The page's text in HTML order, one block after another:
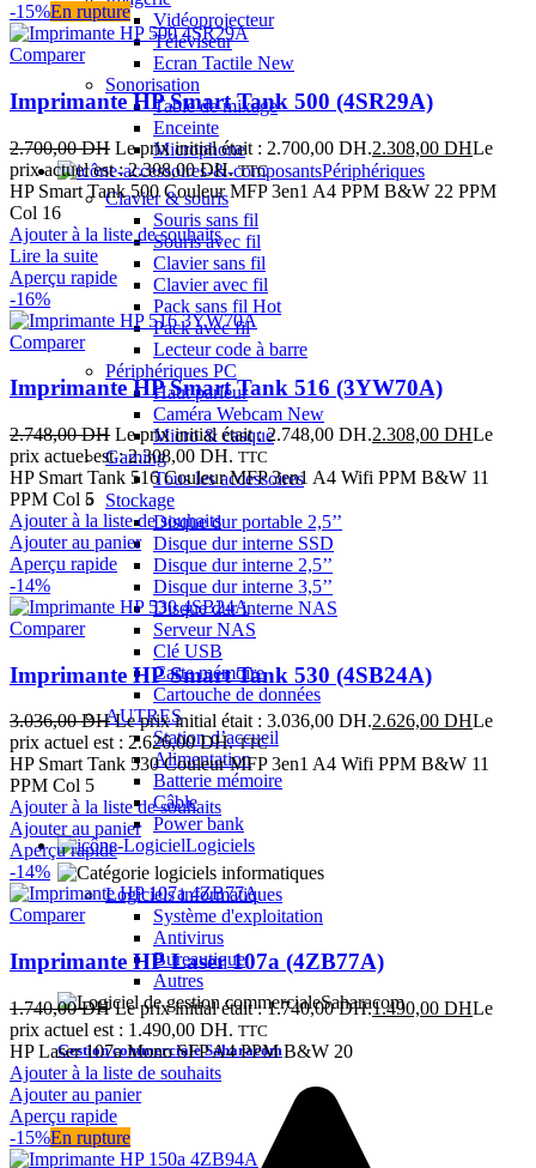
Vidéoprojecteur
Téléviseur
Ecran Tactile New
Sonorisation
Table de mixage
Enceinte
Microphone
Périphériques
Clavier & souris
Souris sans fil
Souris avec fil
Clavier sans fil
Clavier avec fil
Pack sans fil Hot
Pack avec fil
Lecteur code à barre
Périphériques PC
Haut parleur
Caméra Webcam New
Micro & casque
Gaming
Tous les accessoires
Stockage
Disque dur portable 2,5’’
Disque dur interne SSD
Disque dur interne 2,5’’
Disque dur interne 3,5’’
Disque dur interne NAS
Serveur NAS
Clé USB
Carte mémoire
Cartouche de données
AUTRES
Station d’accueil
Alimentation
Batterie mémoire
Câble
Power bank
Logiciels
Logiciels informatiques
Système d'exploitation
Antivirus
Bureautique
Autres
Gestion commerciale Saharacom
-15%En rupture
Comparer
Imprimante HP Smart Tank 500 (4SR29A)
2.700,00DH Le prix initial était : 2.700,00 DH.2.308,00 DHLe
prix actuel est : 2.308,00 DH. TTC
HP Smart Tank 500 Couleur MFP 3en1 A4 PPM B&W 22 PPM
Col 16
Ajouter à la liste de souhaits
Lire la suite
Aperçu rapide
-16%
Comparer
Imprimante HP Smart Tank 516 (3YW70A)
2.748,00DH Le prix initial était : 2.748,00 DH.2.308,00 DHLe
prix actuel est : 2.308,00 DH. TTC
HP Smart Tank 516 Couleur MFP 3en1 A4 Wifi PPM B&W 11
PPM Col 5
Ajouter à la liste de souhaits
Ajouter au panier
Aperçu rapide
-14%
Comparer
Imprimante HP Smart Tank 530 (4SB24A)
3.036,00DH Le prix initial était : 3.036,00 DH.2.626,00 DHLe
prix actuel est : 2.626,00 DH. TTC
HP Smart Tank 530 Couleur MFP 3en1 A4 Wifi PPM B&W 11
PPM Col 5
Ajouter à la liste de souhaits
Ajouter au panier
Aperçu rapide
-14%
Comparer
Imprimante HP Laser 107a (4ZB77A)
1.740,00DH Le prix initial était : 1.740,00 DH.1.490,00 DHLe
prix actuel est : 1.490,00 DH. TTC
HP Laser 107a Mono SFP A4 PPM B&W 20
Ajouter à la liste de souhaits
Ajouter au panier
Aperçu rapide
-15%En rupture